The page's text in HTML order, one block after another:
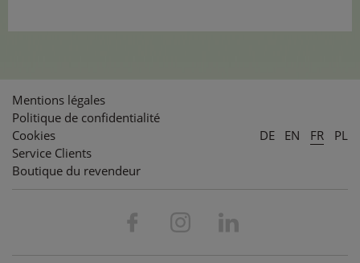
Mentions légales
Politique de confidentialité
Cookies
Service Clients
Boutique du revendeur
DE EN FR PL